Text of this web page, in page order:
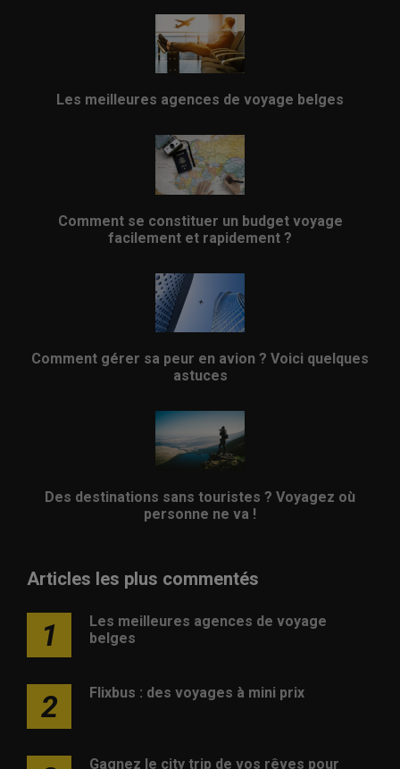
Les meilleures agences de voyage belges
Comment se constituer un budget voyage
facilement et rapidement ?
Comment gérer sa peur en avion ? Voici quelques
astuces
Des destinations sans touristes ? Voyagez où
personne ne va !
Articles les plus commentés
1
Les meilleures agences de voyage
belges
2 Flixbus : des voyages à mini prix
Gagnez le city trip de vos rêves pour